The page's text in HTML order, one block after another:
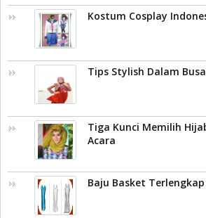
Kostum Cosplay
Tips Stylish Dalam
Tiga Kunci Memilih
Acara
Baju Basket Terlengkap